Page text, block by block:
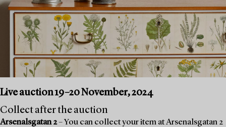
Live auction 19–20 November, 2024
Collect after the auction
Arsenalsgatan 2– You can collect your item at Arsenalsgatan 2